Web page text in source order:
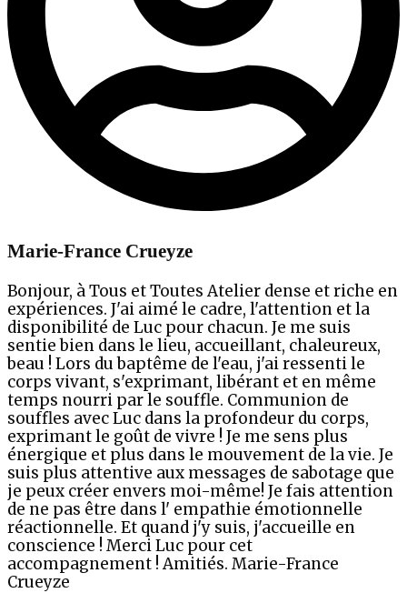
Marie-France Crueyze
Bonjour, à Tous et Toutes Atelier dense et riche en
expériences. J'ai aimé le cadre, l'attention et la
disponibilité de Luc pour chacun. Je me suis
sentie bien dans le lieu, accueillant, chaleureux,
beau ! Lors du baptême de l'eau, j'ai ressenti le
corps vivant, s'exprimant, libérant et en même
temps nourri par le souffle. Communion de
souffles avec Luc dans la profondeur du corps,
exprimant le goût de vivre ! Je me sens plus
énergique et plus dans le mouvement de la vie. Je
suis plus attentive aux messages de sabotage que
je peux créer envers moi-même! Je fais attention
de ne pas être dans l' empathie émotionnelle
réactionnelle. Et quand j'y suis, j'accueille en
conscience ! Merci Luc pour cet
accompagnement ! Amitiés. Marie-France
Crueyze